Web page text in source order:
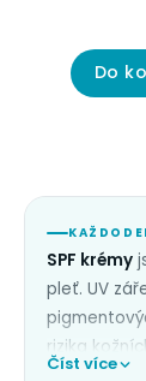
Do
SPF krémy
pleť. UV
rizika
zimě a v
Číst více